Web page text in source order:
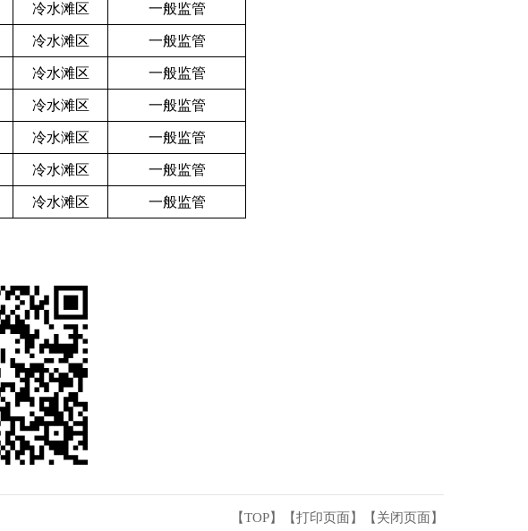
冷水滩区 一般监管
冷水滩区 一般监管
冷水滩区 一般监管
冷水滩区 一般监管
冷水滩区 一般监管
冷水滩区 一般监管
冷水滩区 一般监管
【TOP】 【打印页面 】【 关闭页面 】